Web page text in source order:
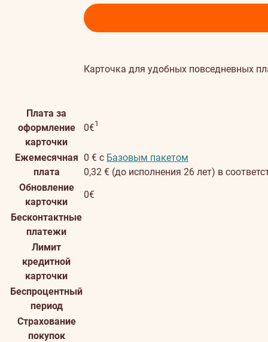
Карточка для удобных повседневных
Плата за
оформление
карточки
0€1
Ежемесячная
плата
0 € с Базовым пакетом
0,32 € (до исполнения 26 лет) в
Обновление
карточки
0€
Бесконтактные
платежи
Лимит
кредитной
карточки
Беспроцентный
период
Страхование
покупок